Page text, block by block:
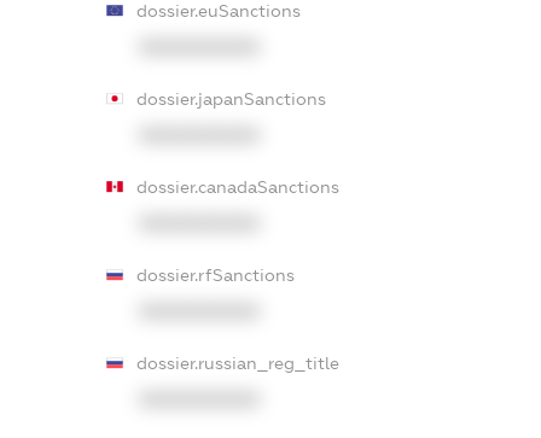
dossier.euSanctions
dossier.japanSanctions
dossier.canadaSanctions
dossier.rfSanctions
dossier.russian_reg_title